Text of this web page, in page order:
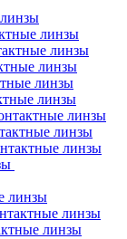
линзы
линзы
линзы
линзы
линзы
линзы
линзы
линзы
линзы
линзы
линзы